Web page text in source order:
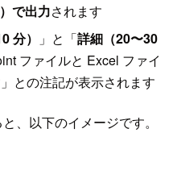
で出力されます
分） 」と「詳細（20〜30
ファイルと Excel ファイ
との注記が表示されます
、以下のイメージです。